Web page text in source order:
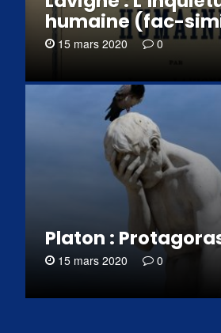
humaine (fac-
15 mars 2020 0
Platon :
15 mars 2020 0